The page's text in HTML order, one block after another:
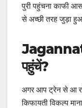
पुरी पहुंचना काफी
से अच्छी तरह जुड़ा
पहुंचें?
अगर आप ट्रेन से आ
किफायती विकल्प